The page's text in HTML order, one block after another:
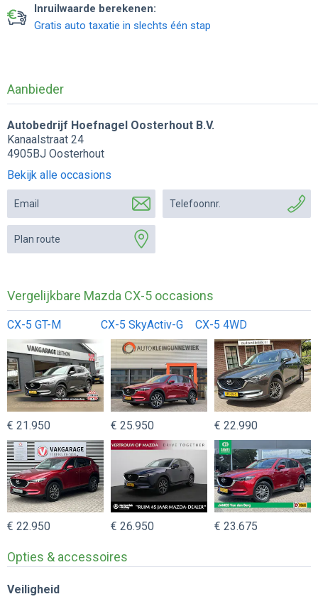
Inruilwaarde berekenen:
Gratis auto taxatie in slechts één stap
Aanbieder
Autobedrijf Hoefnagel Oosterhout B.V.
Kanaalstraat 24
4905BJ Oosterhout
Bekijk alle occasions
Email Telefoonnr.
Plan route
Vergelijkbare Mazda CX-5 occasions
CX-5 GT-M CX-5 SkyActiv-G CX-5 4WD
€ 21.950 € 25.950 € 22.990
€ 22.950 € 26.950 € 23.675
Opties & accessoires
Veiligheid